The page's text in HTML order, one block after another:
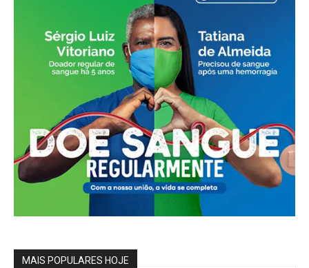
MAIS POPULARES HOJE